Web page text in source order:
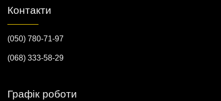
Контакти
(050) 780-71-97
(068) 333-58-29
Графік роботи